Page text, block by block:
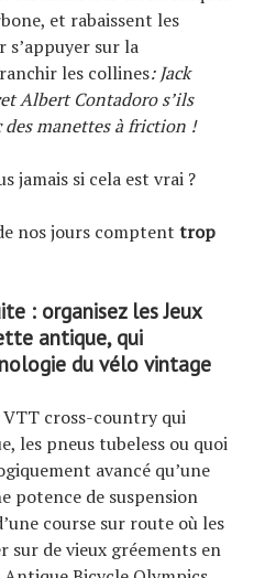
et rabaissent les
s’appuyer sur la
les collines: Jack
Albert Contadoro s’ils
manettes à friction !
jamais si cela est vrai ?
nos jours comptent trop
: organisez les Jeux
antique, qui
du vélo vintage
VTT cross-country qui
les pneus tubeless ou quoi
avancé qu’une
potence de suspension
course sur route où les
de vieux gréements en